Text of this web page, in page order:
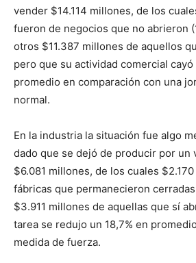
vender $14.114 millones, de los
fueron de negocios que no abrieron
otros $11.387 millones de aquellos
pero que su actividad comercial cayó
promedio en comparación con una
normal.
En la industria la situación fue algo
dado que se dejó de producir por un
$6.081 millones, de los cuales
fábricas que permanecieron
$3.911 millones de aquellas que sí
tarea se redujo un 18,7% en
medida de fuerza.